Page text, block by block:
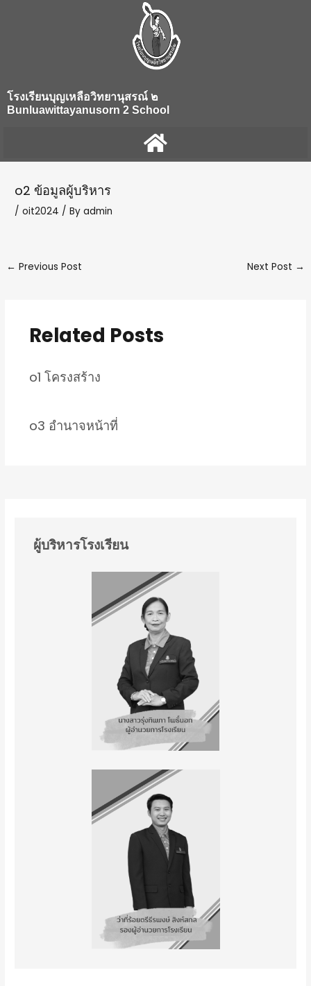
โรงเรียนบุญเหลือวิทยานุสรณ์ ๒
Bunluawittayanusorn 2 School
o2 ข้อมูลผู้บริหาร
/oit2024 / Byadmin
← Previous Post Next Post →
Related Posts
o1 โครงสร้าง
o3 อำนาจหน้าที่
ผู้บริหารโรงเรียน